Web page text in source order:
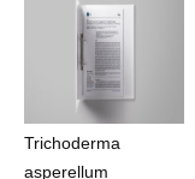
Trichoderma
asperellum